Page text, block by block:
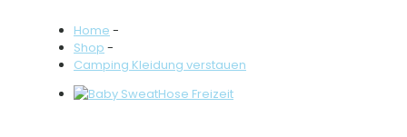
Home -
Shop -
Camping Kleidung verstauen